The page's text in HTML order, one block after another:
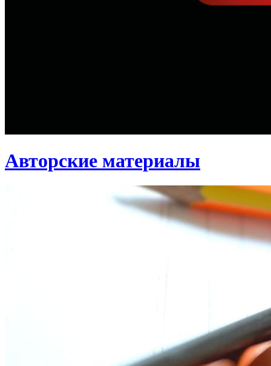
Авторские материалы